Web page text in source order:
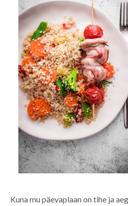
Kuna mu päevaplaan on tihe ja